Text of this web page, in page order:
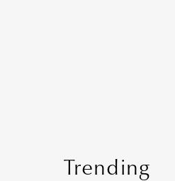
Trending